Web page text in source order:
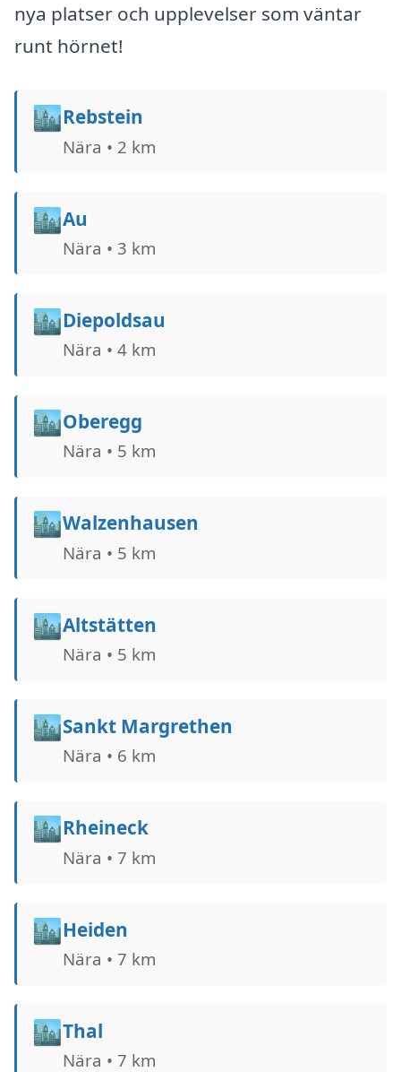
nya platser och upplevelser som väntar
runt hörnet!
🏙️Rebstein
Nära • 2 km
🏙️Au
Nära • 3 km
🏙️Diepoldsau
Nära • 4 km
🏙️Oberegg
Nära • 5 km
🏙️Walzenhausen
Nära • 5 km
🏙️Altstätten
Nära • 5 km
🏙️Sankt Margrethen
Nära • 6 km
🏙️Rheineck
Nära • 7 km
🏙️Heiden
Nära • 7 km
🏙️Thal
Nära • 7 km